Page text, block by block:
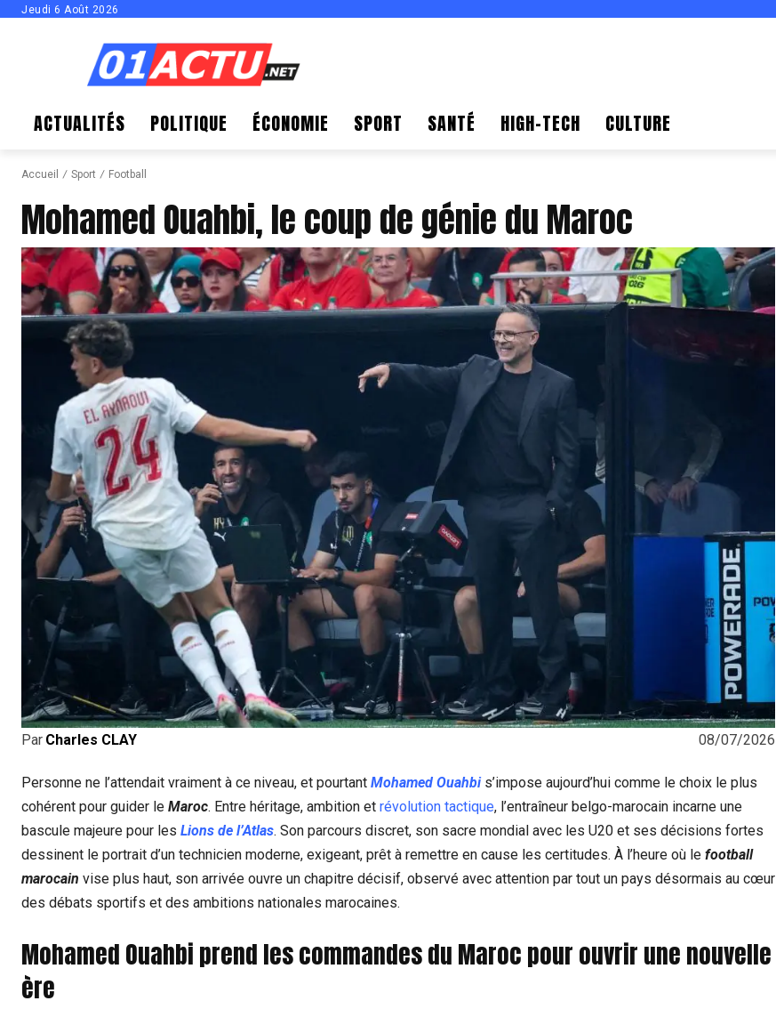
Jeudi 6 Août 2026
ACTUALITÉS POLITIQUE ÉCONOMIE SPORT SANTÉ HIGH-TECH CULTURE
Accueil Sport Football
Mohamed Ouahbi, le coup de génie du Maroc
08/07/2026
Par Charles CLAY
Personne ne l’attendait vraiment à ce niveau, et pourtant Mohamed Ouahbis’impose aujourd’hui comme le choix le plus
cohérent pour guider le Maroc. Entre héritage, ambition et révolution tactique, l’entraîneur belgo-marocain incarne une
bascule majeure pour les Lions de l’Atlas. Son parcours discret, son sacre mondial avec les U20 et ses décisions fortes
dessinent le portrait d’un technicien moderne, exigeant, prêt à remettre en cause les certitudes. À l’heure où le football
marocain vise plus haut, son arrivée ouvre un chapitre décisif, observé avec attention par tout un pays désormais au cœur
des débats sportifs et des ambitions nationales marocaines.
Mohamed Ouahbi prend les commandes du Maroc pour ouvrir une nouvelle
ère